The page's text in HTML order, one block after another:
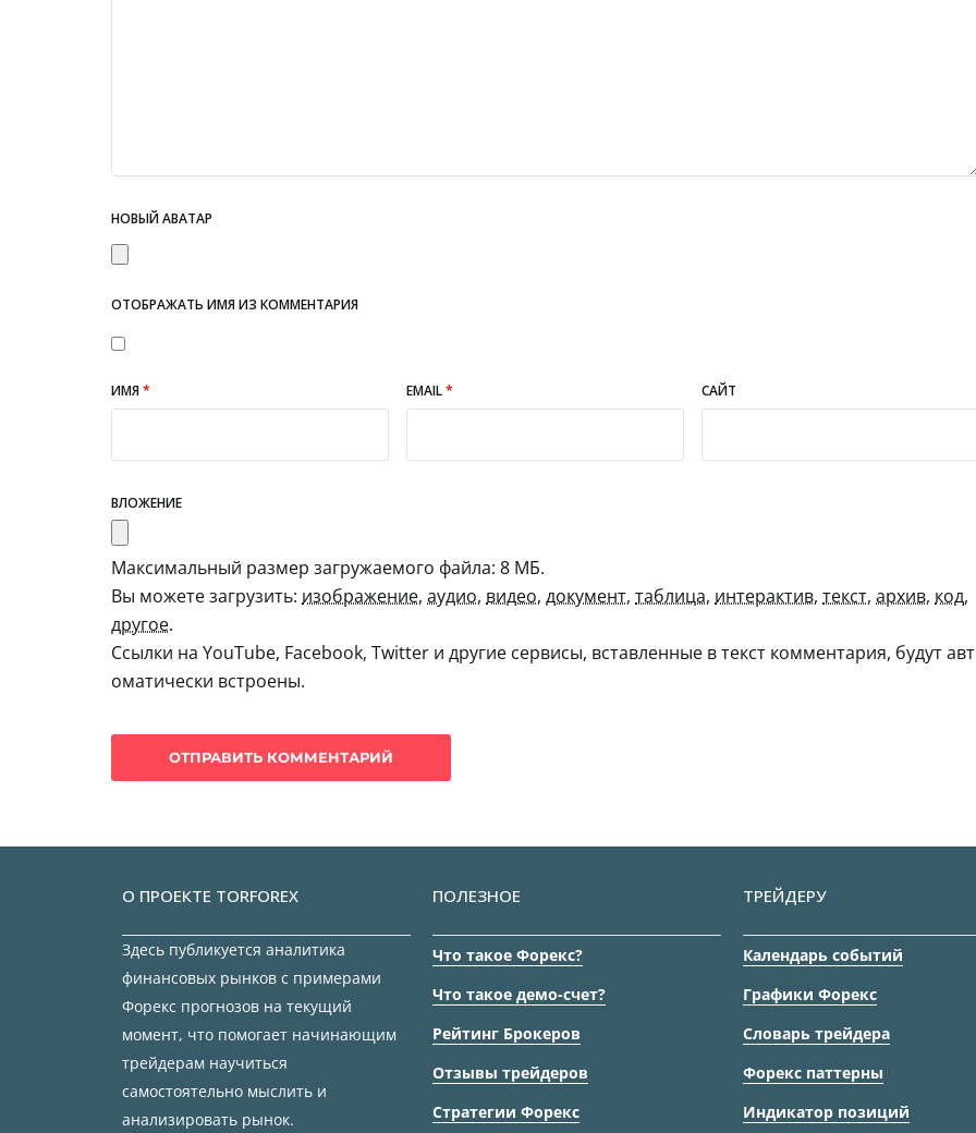
НОВЫЙ АВАТАР
ОТОБРАЖАТЬ ИМЯ ИЗ КОММЕНТАРИЯ
ИМЯ* EMAIL* САЙТ
ВЛОЖЕНИЕ
Максимальный размер загружаемого файла: 8 МБ.
Вы можете загрузить: изображение, аудио, видео, документ, таблица, интерактив, текст, архив, код,
другое.
Ссылки на YouTube, Facebook, Twitter и другие сервисы, вставленные в текст комментария, будут авт
оматически встроены.
О ПРОЕКТЕ TORFOREX
Здесь публикуется аналитика
финансовых рынков с примерами
Форекс прогнозов на текущий
момент, что помогает начинающим
трейдерам научиться
самостоятельно мыслить и
анализировать рынок.
ПОЛЕЗНОЕ
Что такое Форекс?
Что такое демо-счет?
Рейтинг Брокеров
Отзывы трейдеров
Стратегии Форекс
ТРЕЙДЕРУ
Календарь событий
Графики Форекс
Словарь трейдера
Форекс паттерны
Индикатор позиций